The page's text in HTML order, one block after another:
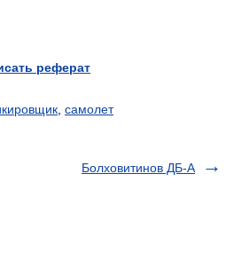
реферат
самолет
Болховитинов ДБ-А